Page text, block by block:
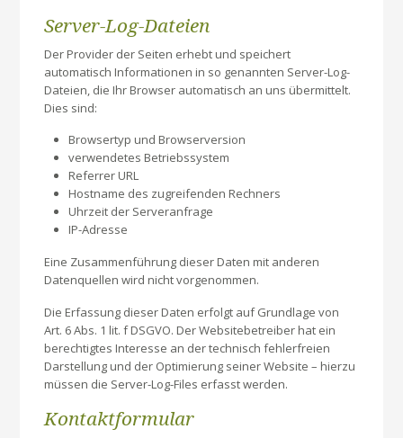
Server-Log-Dateien
Der Provider der Seiten erhebt und speichert
automatisch Informationen in so genannten Server-Log-
Dateien, die Ihr Browser automatisch an uns übermittelt.
Dies sind:
Browsertyp und Browserversion
verwendetes Betriebssystem
Referrer URL
Hostname des zugreifenden Rechners
Uhrzeit der Serveranfrage
IP-Adresse
Eine Zusammenführung dieser Daten mit anderen
Datenquellen wird nicht vorgenommen.
Die Erfassung dieser Daten erfolgt auf Grundlage von
Art. 6 Abs. 1 lit. f DSGVO. Der Websitebetreiber hat ein
berechtigtes Interesse an der technisch fehlerfreien
Darstellung und der Optimierung seiner Website – hierzu
müssen die Server-Log-Files erfasst werden.
Kontaktformular